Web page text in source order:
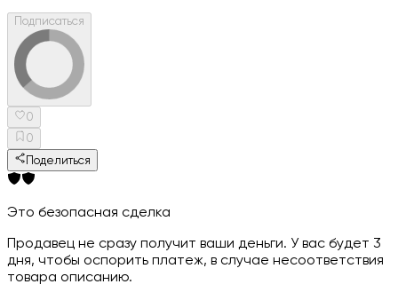
Подписаться
0
0
Поделиться
Это безопасная сделка
Продавец не сразу получит ваши деньги. У вас будет 3
дня, чтобы оспорить платеж, в случае несоответствия
товара описанию.